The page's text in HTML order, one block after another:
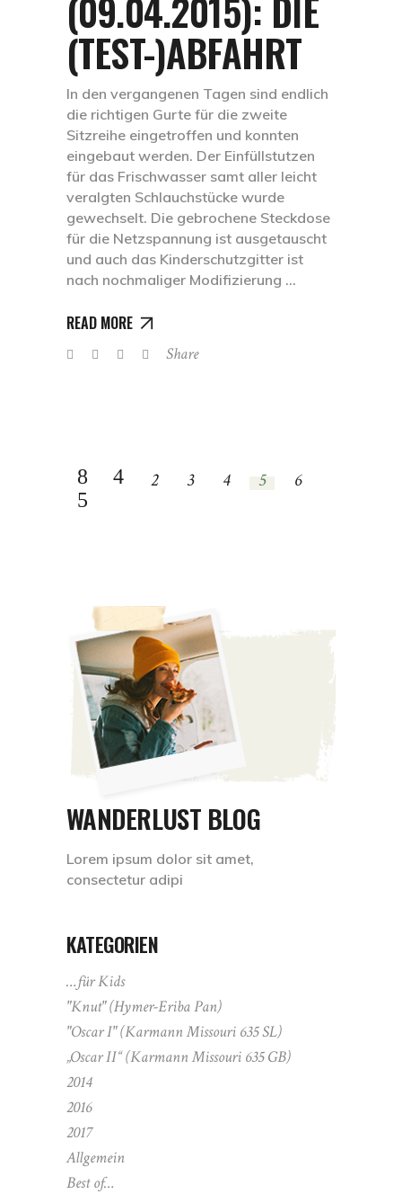
(TEST-)ABFAHRT
In den vergangenen Tagen sind endlich
die richtigen Gurte für die zweite
Sitzreihe eingetroffen und konnten
eingebaut werden. Der Einfüllstutzen
für das Frischwasser samt aller leicht
veralgten Schlauchstücke wurde
gewechselt. Die gebrochene Steckdose
für die Netzspannung ist ausgetauscht
und auch das Kinderschutzgitter ist
nach nochmaliger Modifizierung
READ MORE
Share
2 3 4 5 6
WANDERLUST BLOG
Lorem ipsum dolor sit amet,
consectetur adipi
KATEGORIEN
…für Kids
"Knut" (Hymer-Eriba Pan)
"Oscar I" (Karmann Missouri 635 SL)
„Oscar II“ (Karmann Missouri 635 GB)
2014
2016
2017
Allgemein
Best of…